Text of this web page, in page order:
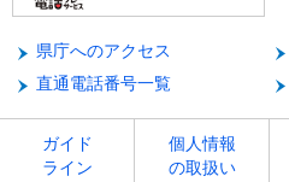
県庁へのアクセス
直通電話番号一覧
ガイド
ライン
個人情報
の取扱い